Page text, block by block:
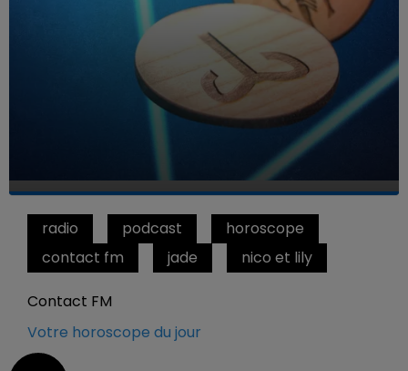
radio podcast
horoscope
contact fm
jade nico et lily
Contact FM
Votre horoscope du jour